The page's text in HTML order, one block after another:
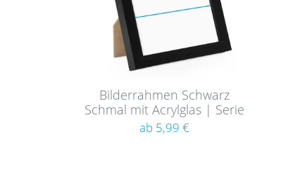
Bilderrahmen Schwarz
Schmal mit Acrylglas | Serie
180
ab 5,99 €